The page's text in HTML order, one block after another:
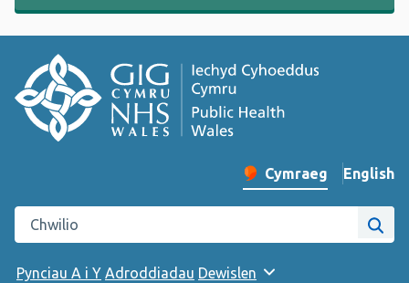
Newid iaith y wefan
Cymraeg English
–
Chwilio gwefan Iechyd Cyhoeddus Cymru
Pynciau A i Y Adroddiadau Dewislen